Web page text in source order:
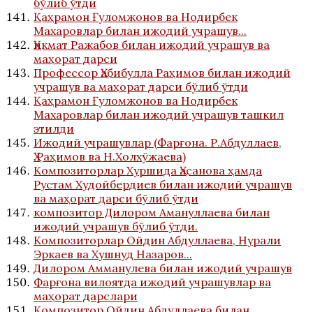
бўлиб ўтди
Қаҳрамон Ғуломжонов ва Нодирбек
Махаровлар билан ижодий учрашув...
Ҳикмат Ражабов билан ижодий учрашув ва
маҳорат дарси
Профессор Ҳабибулла Раҳимов билан ижодий
учрашув ва маҳорат дарси бўлиб ўтди
Қаҳрамон Ғуломжонов ва Нодирбек
Махаровлар билан ижодий учрашув ташкил
этилди
Ижодий учрашувлар (Фарғона. Р.Абдуллаев,
Ҳ.Раҳимов ва Н.Холхўжаева)
Композиторлар Хуршида Ҳасанова ҳамда
Рустам Худойбердиев билан ижодий учрашув
ва маҳорат дарси бўлиб ўтди
композитор Дилором Амануллаева билан
ижодий учрашув бўлиб ўтди.
Композиторлар Ойдин Абдуллаева, Нурали
Эркаев ва Хушнуд Назаров...
Дилором Амманулева билан ижодий учрашув
Фарғона вилоятда ижодий учрашувлар ва
маҳорат дарслари